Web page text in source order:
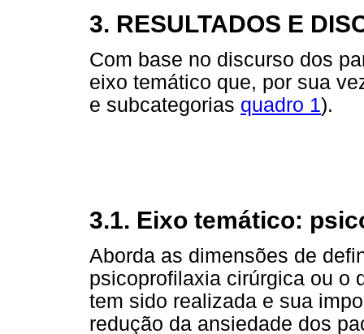
3. RESULTADOS E
Com base no discurso dos
eixo temático que, por sua
e subcategorias quadro 1).
3.1. Eixo temático:
Aborda as dimensões de
psicoprofilaxia cirúrgica ou o
tem sido realizada e sua
redução da ansiedade dos